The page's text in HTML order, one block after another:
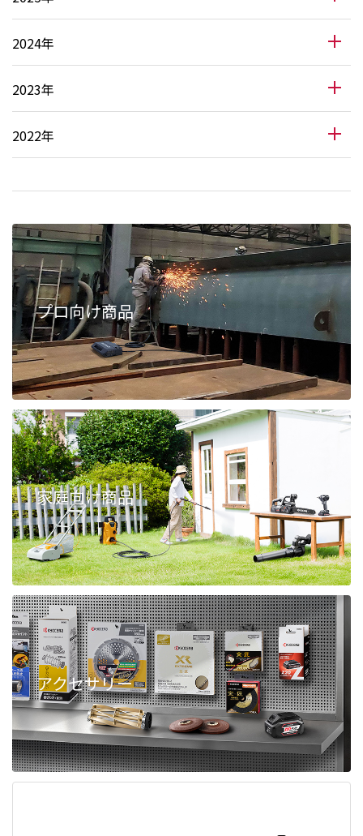
2024年
2023年
2022年
プロ向け商品
家庭向け商品
アクセサリー